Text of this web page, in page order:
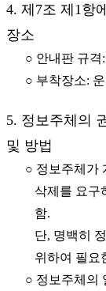
4. 제7조 제1항
장소
○ 안내판 규격
○ 부착장소:
5. 정보주체의
및 방법
○ 정보주체가
삭제를 요구
함.
단, 명백히
위하여 필요
○ 정보주체의